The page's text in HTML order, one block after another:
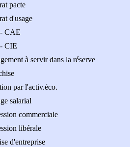
pacte
d'usage
CAE
CIE
à servir dans la réserve
par l'activ.éco.
salarial
commerciale
libérale
d'entreprise